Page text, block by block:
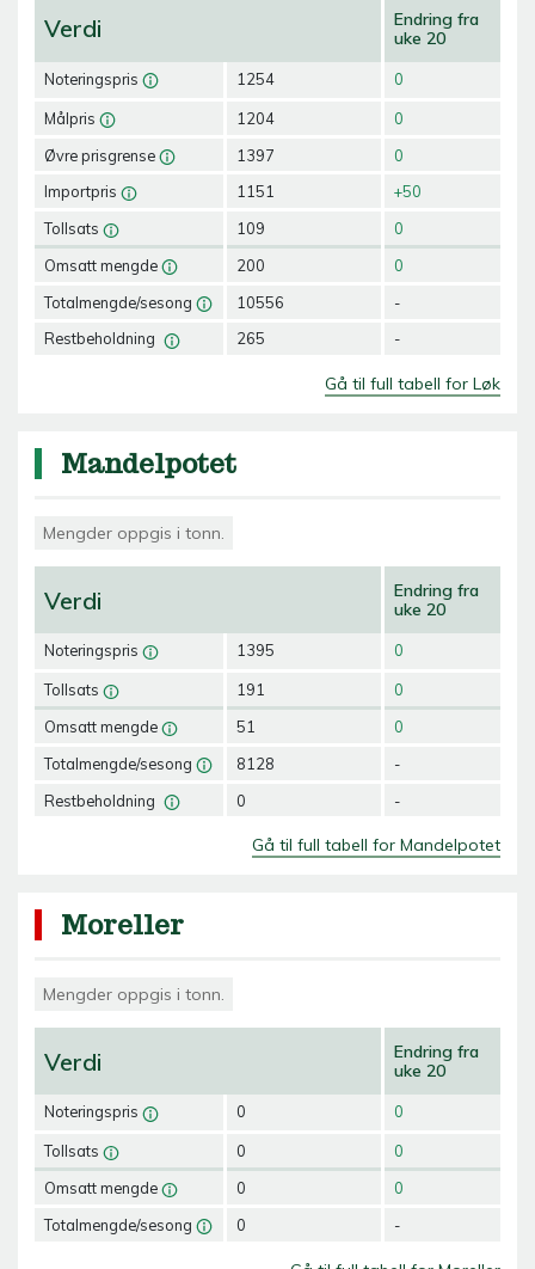
Verdi
Noteringspris
Målpris
Øvre prisgrense
Importpris
Tollsats
Omsatt mengde
Totalmengde/sesong
Restbeholdning
1254
1204
1397
1151
109
200
10556
265
Endring fra
uke 20
0
0
0
+50
0
0
-
-
Gå til full tabell for Løk
Mandelpotet
Mengder oppgis i tonn.
Verdi
Noteringspris
Tollsats
Omsatt mengde
Totalmengde/sesong
Restbeholdning
1395
191
51
8128
0
Endring fra
uke 20
0
0
0
-
-
Gå til full tabell for Mandelpotet
Moreller
Mengder oppgis i tonn.
Verdi
Noteringspris
Tollsats
Omsatt mengde
Totalmengde/sesong
0
0
0
0
Endring fra
uke 20
0
0
0
-